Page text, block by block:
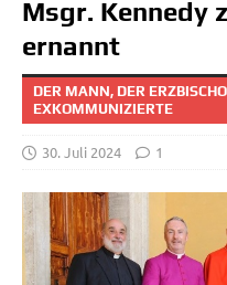
Msgr. Kennedy
ernannt
DER MANN, DER
EXKOMMUNIZIERTE
30. Juli 2024 1